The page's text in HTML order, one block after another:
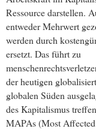
Ressource darstellen.
entweder Mehrwert
werden durch
ersetzt. Das führt zu
der heutigen
globalen Süden
des Kapitalismus
MAPAs (Most